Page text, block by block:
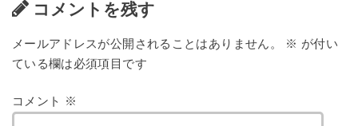
コメントを残す
メールアドレスが公開されることはありません。 ※ が付い
ている欄は必須項目です
コメント ※